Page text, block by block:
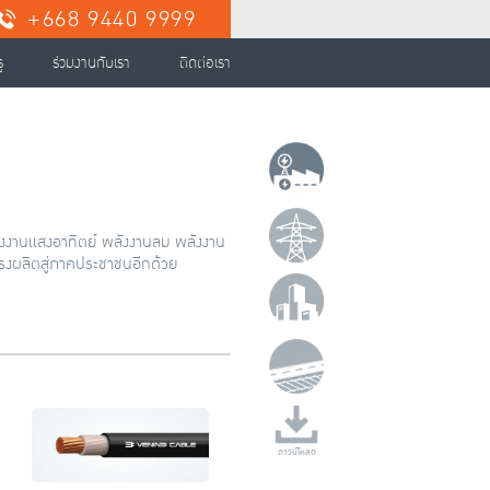
านแสงอาทิตย์ พลังงานลม พลังงาน
งผลิตสู่ภาคประชาชนอีกด้วย
ดาวน์โหลด
+668 9440 9999
ร่วมงานกับเรา ติดต่อเรา